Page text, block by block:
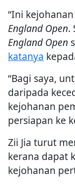
“Ini
England Open.
England Open
katanya
“Bagi saya,
daripada
kejohanan
persiapan ke
Zii Jia turut
kerana dapat
kejohanan